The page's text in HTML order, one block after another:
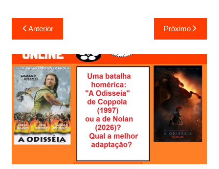
a
v
e
g
a
ç
ã
o
d
Anterior Próximo